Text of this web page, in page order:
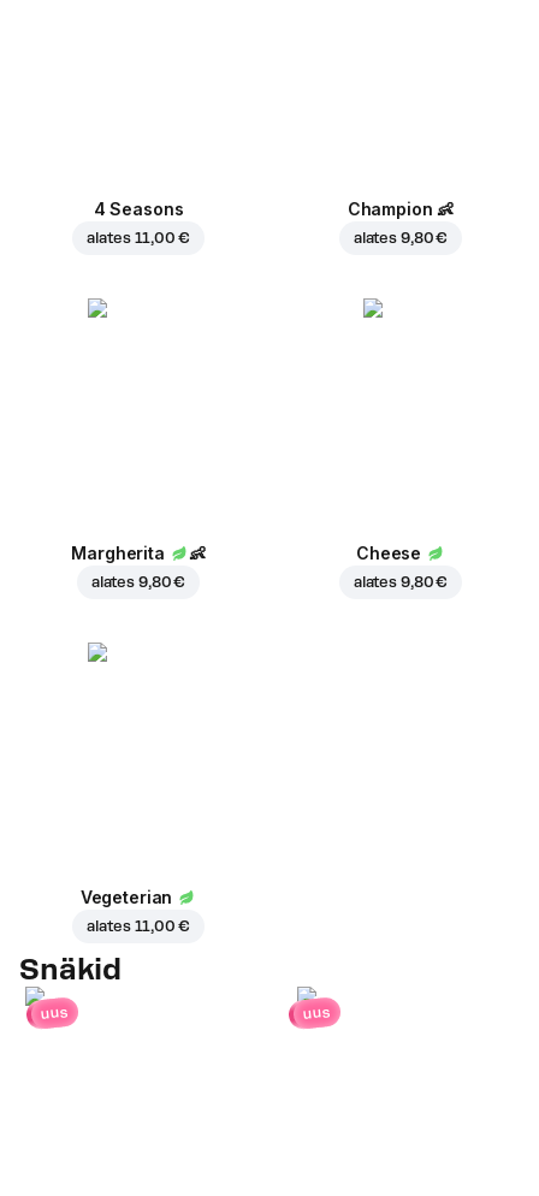
4 Seasons
alates 11,00 €
Champion 👶
alates 9,80 €
Margherita 👶
alates 9,80 €
Cheese
alates 9,80 €
Vegeterian
alates 11,00 €
Snäkid
uus uus